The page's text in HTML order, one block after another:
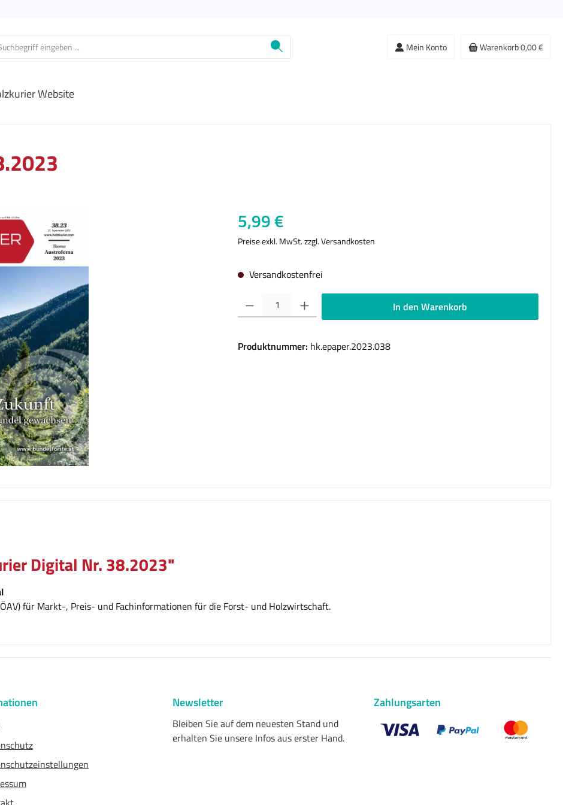
Mein Konto Warenkorb0,00 €
Website
Regulärer Preis:
5,99 €
Preise exkl. MwSt. zzgl. Versandkosten
Versandkostenfrei
Produkt Anzahl: Gib den gewünschten Wert ein oder benutze die Schaltflächen um die
In den Warenkorb
Produktnummer: hk.epaper.2023.038
Digital Nr. 38.2023"
für Markt-, Preis- und Fachinformationen für die Forst- und Holzwirtschaft.
Newsletter
Bleiben Sie auf dem neuesten Stand und
erhalten Sie unsere Infos aus erster Hand.
Zahlungsarten